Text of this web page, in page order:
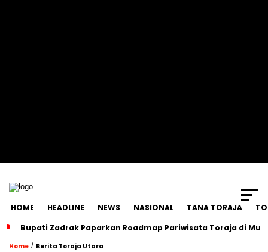
HOME HEADLINE NEWS NASIONAL TANA TORAJA
Bupati Zadrak Paparkan Roadmap Pariwisata Toraja di
Home / Berita Toraja Utara